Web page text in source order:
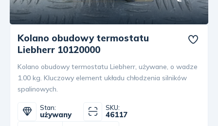
Kolano obudowy termostatu
Liebherr 10120000
Kolano obudowy termostatu Liebherr, używane, o wadze
1.00 kg. Kluczowy element układu chłodzenia silników
spalinowych.
Stan:
używany
SKU:
46117